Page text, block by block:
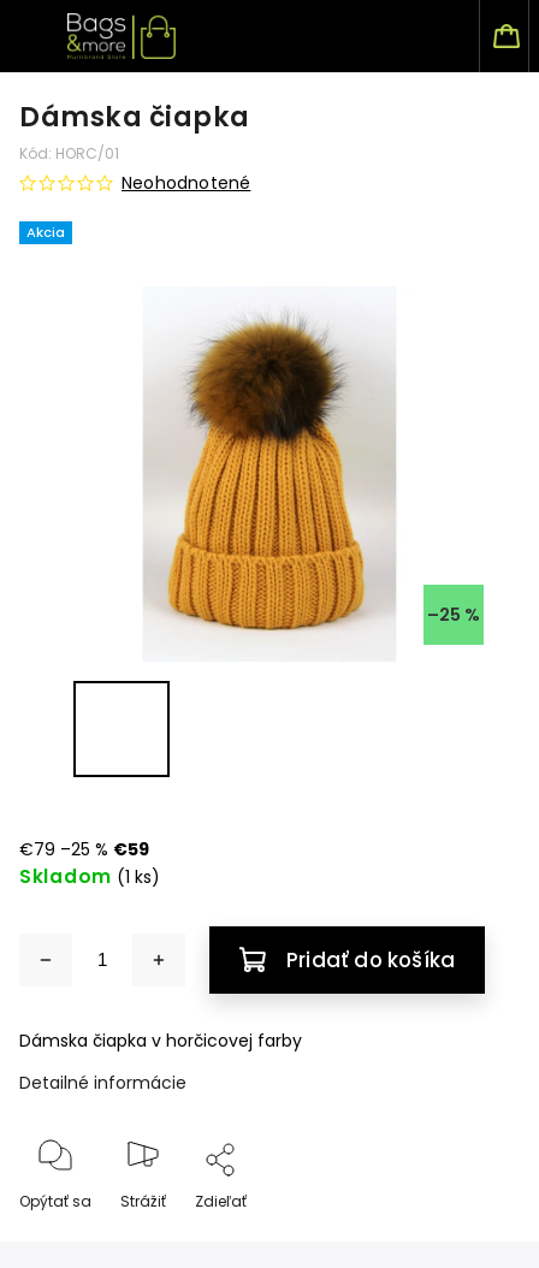
Dámska čiapka
Kód: HORC/01
Akcia
Neohodnotené
–25 %
€79 –25 % €59
Skladom (1 ks)
Pridať do košíka
Dámska čiapka v horčicovej farby
Detailné informácie
Opýtať sa Strážiť Zdieľať